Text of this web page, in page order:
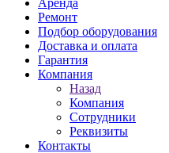
Аренда
Ремонт
Подбор оборудования
Доставка и оплата
Гарантия
Компания
Назад
Компания
Сотрудники
Реквизиты
Контакты